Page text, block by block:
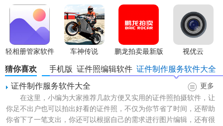
场最新版
代金券版
轻相册管家软件 车神传说 鹏龙拍卖最新版 视优云
猜你喜欢 证件制作服务软件大全
证件照编辑软件
白描手机版
证件制作服务软件大全
更多
在这里，小编为大家推荐几款方便又实用的证件照拍摄软件，让
你足不出户也可以拍出好看的证件照，不仅为你节省了时间，还帮助
你省下了一笔支出，你还可以根据自己的需求进行图片编辑，还有很